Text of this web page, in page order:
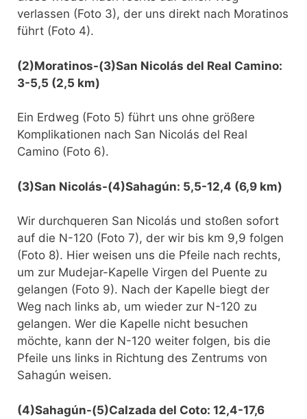
verlassen (Foto 3), der uns direkt nach Moratinos
führt (Foto 4).
(2)Moratinos-(3)San Nicolás del Real Camino:
3-5,5 (2,5 km)
Ein Erdweg (Foto 5) führt uns ohne größere
Komplikationen nach San Nicolás del Real
Camino (Foto 6).
(3)San Nicolás-(4)Sahagún: 5,5-12,4 (6,9 km)
Wir durchqueren San Nicolás und stoßen sofort
auf die N-120 (Foto 7), der wir bis km 9,9 folgen
(Foto 8). Hier weisen uns die Pfeile nach rechts,
um zur Mudejar-Kapelle Virgen del Puente zu
gelangen (Foto 9). Nach der Kapelle biegt der
Weg nach links ab, um wieder zur N-120 zu
gelangen. Wer die Kapelle nicht besuchen
möchte, kann der N-120 weiter folgen, bis die
Pfeile uns links in Richtung des Zentrums von
Sahagún weisen.
(4)Sahagún-(5)Calzada del Coto: 12,4-17,6